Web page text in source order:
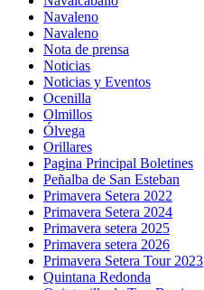
Navaleno
Navaleno
Nota de prensa
Noticias
Noticias y Eventos
Ocenilla
Olmillos
Ólvega
Orillares
Pagina Principal Boletines
Peñalba de San Esteban
Primavera Setera 2022
Primavera Setera 2024
Primavera setera 2025
Primavera setera 2026
Primavera Setera Tour 2023
Quintana Redonda